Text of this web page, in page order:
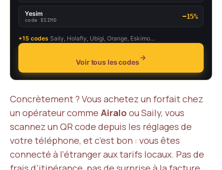
Yesim
code ESIMD −15%
+15 codes Saily, Holafly, Ubigi, Orange, Eskimo…
Voir tous les codes
Concrètement ? Vous achetez un forfait chez
un opérateur comme Airalo ou Saily, vous
scannez un QR code depuis les réglages de
votre téléphone, et c’est bon : vous êtes
connecté à l’étranger aux tarifs locaux. Pas de